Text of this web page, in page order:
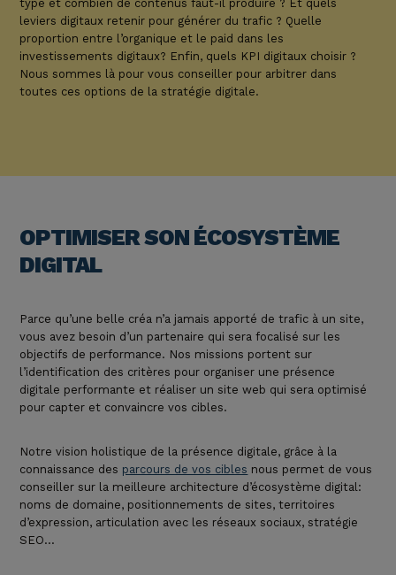
type et combien de contenus faut-il produire ? Et quels
leviers digitaux retenir pour générer du trafic ? Quelle
proportion entre l’organique et le paid dans les
investissements digitaux? Enfin, quels KPI digitaux choisir ?
Nous sommes là pour vous conseiller pour arbitrer dans
toutes ces options de la stratégie digitale.
OPTIMISER SON ÉCOSYSTÈME
DIGITAL
Parce qu’une belle créa n’a jamais apporté de trafic à un site,
vous avez besoin d’un partenaire qui sera focalisé sur les
objectifs de performance. Nos missions portent sur
l’identification des critères pour organiser une présence
digitale performante et réaliser un site web qui sera optimisé
pour capter et convaincre vos cibles.
Notre vision holistique de la présence digitale, grâce à la
connaissance des parcours de vos cibles nous permet de vous
conseiller sur la meilleure architecture d’écosystème digital:
noms de domaine, positionnements de sites, territoires
d’expression, articulation avec les réseaux sociaux, stratégie
SEO…